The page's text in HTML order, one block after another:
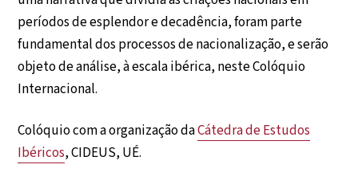
períodos de esplendor e decadência, foram parte
fundamental dos processos de nacionalização, e serão
objeto de análise, à escala ibérica, neste Colóquio
Internacional.
Colóquio com a organização daCátedra de Estudos
Ibéricos, CIDEUS, UÉ.